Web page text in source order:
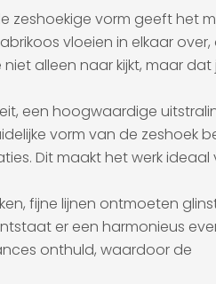
zeshoekige vorm geeft het
vloeien in elkaar
alleen naar kijkt, maar
een hoogwaardige
vorm van de zeshoek
Dit maakt het werk ideaal
fijne lijnen ontmoeten
er een harmonieus
onthuld, waardoor de